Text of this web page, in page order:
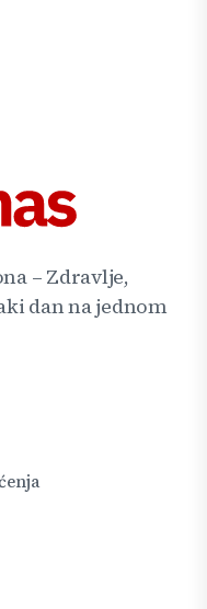
– Zdravlje,
dan na jednom